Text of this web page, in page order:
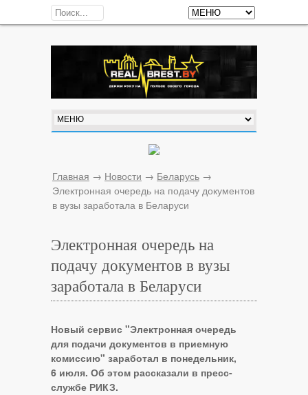
Главная → Новости → Беларусь →
Электронная очередь на подачу документов
в вузы заработала в Беларуси
Электронная очередь на
подачу документов в вузы
заработала в Беларуси
Новый сервис "Электронная очередь
для подачи документов в приемную
комиссию" заработал в понедельник,
6 июля. Об этом рассказали в пресс-
службе РИКЗ.